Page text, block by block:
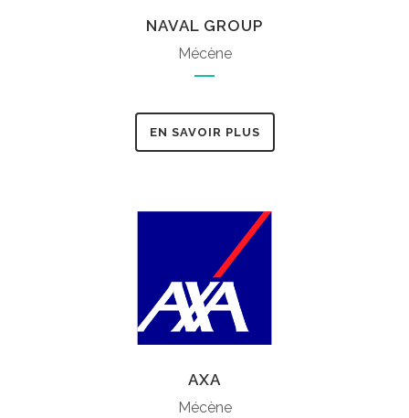
NAVAL GROUP
Mécène
EN SAVOIR PLUS
AXA
Mécène